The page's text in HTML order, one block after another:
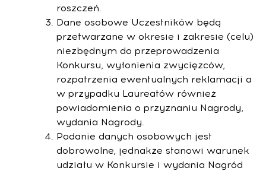
roszczeń.
Dane osobowe Uczestników będą
przetwarzane w okresie i zakresie (celu)
niezbędnym do przeprowadzenia
Konkursu, wyłonienia zwycięzców,
rozpatrzenia ewentualnych reklamacji a
w przypadku Laureatów również
powiadomienia o przyznaniu Nagrody,
wydania Nagrody.
Podanie danych osobowych jest
dobrowolne, jednakże stanowi warunek
udziału w Konkursie i wydania Nagród